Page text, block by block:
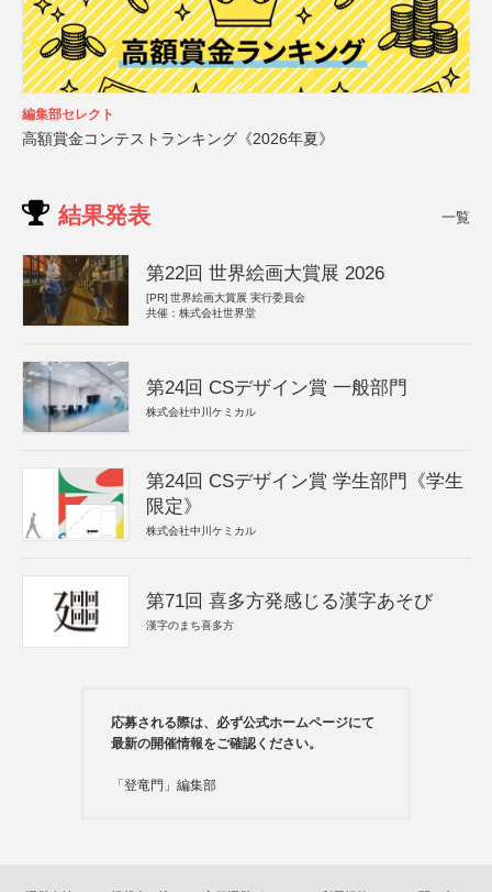
編集部セレクト
高額賞金コンテストランキング《2026年夏》
結果発表 一覧
第22回 世界絵画大賞展 2026
[PR] 世界絵画大賞展 実行委員会
共催：株式会社世界堂
第24回 CSデザイン賞 一般部門
株式会社中川ケミカル
第24回 CSデザイン賞 学生部門《学生
限定》
株式会社中川ケミカル
第71回 喜多方発感じる漢字あそび
漢字のまち喜多方
応募される際は、必ず公式ホームページにて
最新の開催情報をご確認ください。
「登竜門」編集部